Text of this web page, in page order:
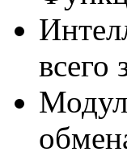
всего